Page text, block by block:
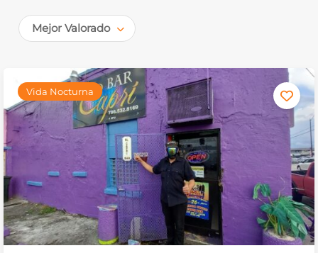
Mejor Valorado
Vida Nocturna